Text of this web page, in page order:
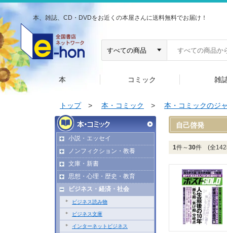
本、雑誌、CD・DVDをお近くの本屋さんに送料無料でお届け！
本 コミック 雑
トップ> 本・コミック > 本・コミックのジ
小説・エッセイ
ノンフィクション・教養
文庫・新書
思想・心理・歴史・教育
ビジネス・経済・社会
ビジネス読み物
ビジネス文庫
インターネットビジネス
自己啓発
1件～30件 (全